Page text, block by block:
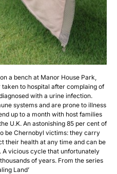
a bench at Manor House Park,
to hospital after complaing of
with a urine infection.
systems and are prone to illness
up to a month with host families
U.K. An astonishing 85 per cent of
be Chernobyl victims: they carry
their health at any time and can be
A vicious cycle that unfortunately
of years. From the series
Land’